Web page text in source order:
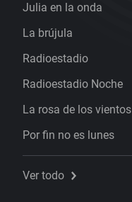
Julia en la onda
La brújula
Radioestadio
Radioestadio Noche
La rosa de los vientos
Por fin no es lunes
Ver todo